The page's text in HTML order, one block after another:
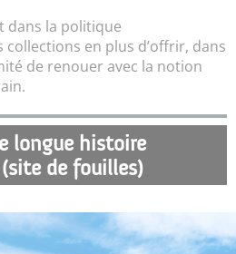
dans la politique
collections en plus d’offrir, dans
de renouer avec la notion
longue histoire
de fouilles)